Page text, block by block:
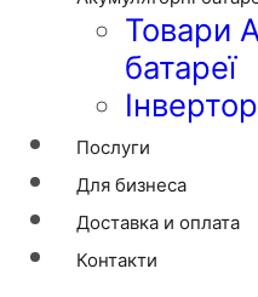
Товари
батареї
Послуги
Для бизнеса
Доставка и оплата
Контакти